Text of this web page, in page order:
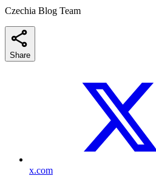
Czechia Blog Team
Share
x.com